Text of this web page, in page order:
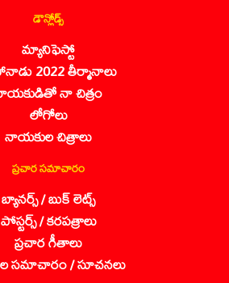
డౌన్లోడ్స్
మ్యానిఫెస్టో
2022 తీర్మానాలు
నా చిత్రం
లోగోలు
నాయకుల చిత్రాలు
ప్రచార సమాచారం
బ్యానర్స్ / బుక్ లెట్స్
పోస్టర్స్ / కరపత్రాలు
ప్రచార గీతాలు
సమాచారం / సూచనలు